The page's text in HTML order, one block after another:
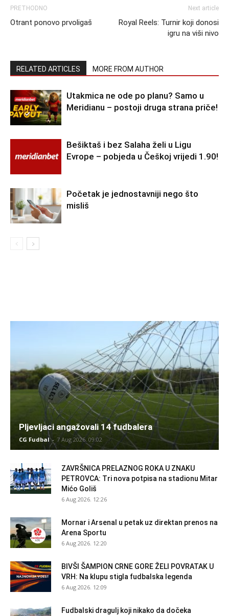
PRETHODNO
Otrant ponovo prvoligaš
Next article
Royal Reels: Turnir koji donosi
igru na viši nivo
RELATED ARTICLES MORE FROM AUTHOR
Utakmica ne ode po planu? Samo u
Meridianu – postoji druga strana priče!
Bešiktaš i bez Salaha želi u Ligu
Evrope – pobjeda u Češkoj vrijedi 1.90!
Početak je jednostavniji nego što
misliš
Pljevljaci angažovali 14 fudbalera
CG Fudbal - 7 Aug 2026. 09:02
ZAVRŠNICA PRELAZNOG ROKA U ZNAKU
PETROVCA: Tri nova potpisa na stadionu Mitar
Mićo Goliš
6 Aug 2026. 12:26
Mornar i Arsenal u petak uz direktan prenos na
Arena Sportu
6 Aug 2026. 12:20
BIVŠI ŠAMPION CRNE GORE ŽELI POVRATAK U
VRH: Na klupu stigla fudbalska legenda
6 Aug 2026. 12:09
Fudbalski dragulj koji nikako da dočeka